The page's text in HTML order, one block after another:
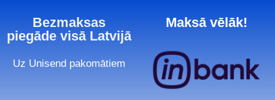
Bezmaksas
piegāde visā Latvijā
Uz Unisend pakomātiem
Maksā vēlāk!